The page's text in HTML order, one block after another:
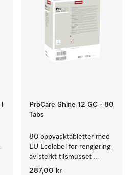
ProCare Shine 12 GC - 80
Tabs
80 oppvasktabletter med
EU Ecolabel for rengjøring
av sterkt tilsmusset
servise, bestikk og glass.
287,00 kr